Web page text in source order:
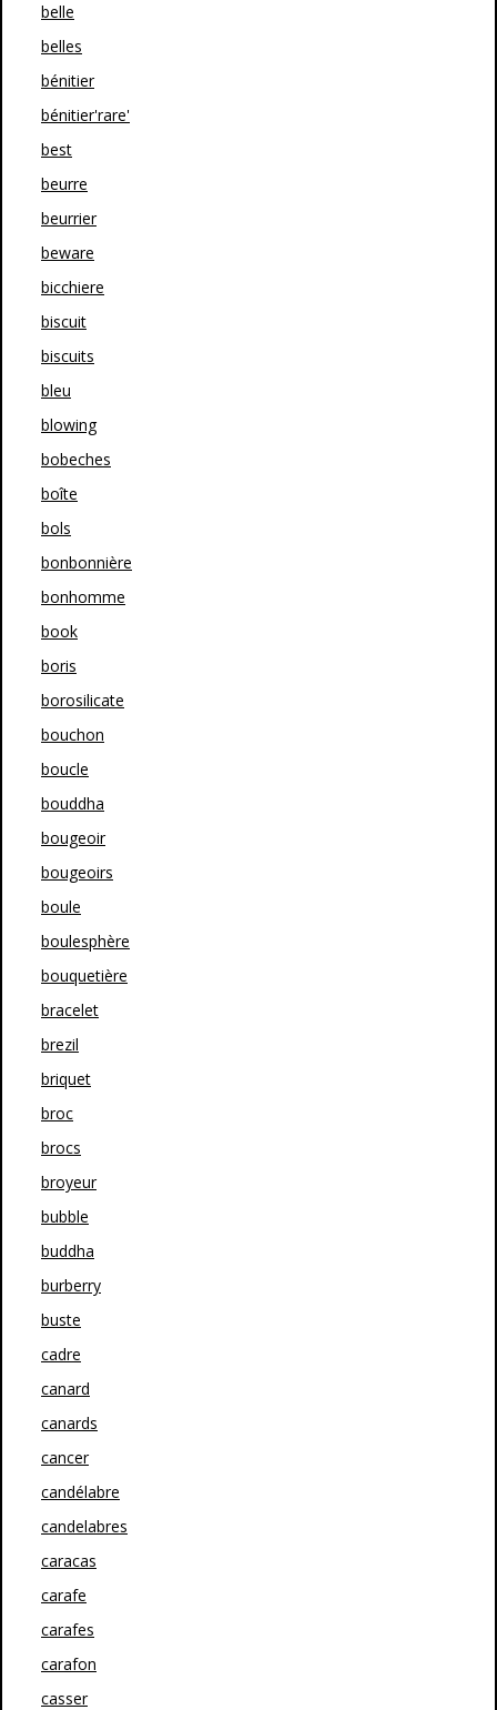
belle
belles
bénitier
bénitier'rare'
best
beurre
beurrier
beware
bicchiere
biscuit
biscuits
bleu
blowing
bobeches
boîte
bols
bonbonnière
bonhomme
book
boris
borosilicate
bouchon
boucle
bouddha
bougeoir
bougeoirs
boule
boulesphère
bouquetière
bracelet
brezil
briquet
broc
brocs
broyeur
bubble
buddha
burberry
buste
cadre
canard
canards
cancer
candélabre
candelabres
caracas
carafe
carafes
carafon
casser